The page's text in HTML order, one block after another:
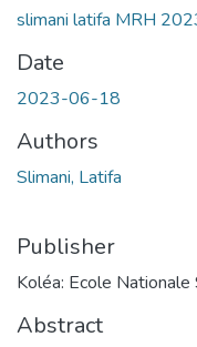
slimani latifa MRH
Date
2023-06-18
Authors
Slimani, Latifa
Publisher
Koléa: Ecole
Abstract